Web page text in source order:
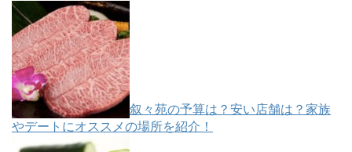
叙々苑の予算は？安い店舗は？家族
やデートにオススメの場所を紹介！